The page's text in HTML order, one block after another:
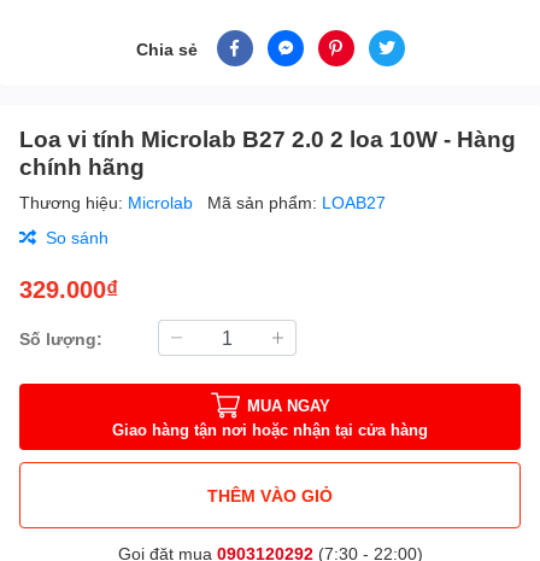
Chia sẻ
Loa vi tính Microlab B27 2.0 2 loa 10W - Hàng
chính hãng
Thương hiệu: Microlab Mã sản phẩm: LOAB27
So sánh
329.000₫
Số lượng:
MUA NGAY
Giao hàng tận nơi hoặc nhận tại cửa hàng
THÊM VÀO GIỎ
Gọi đặt mua 0903120292(7:30 - 22:00)